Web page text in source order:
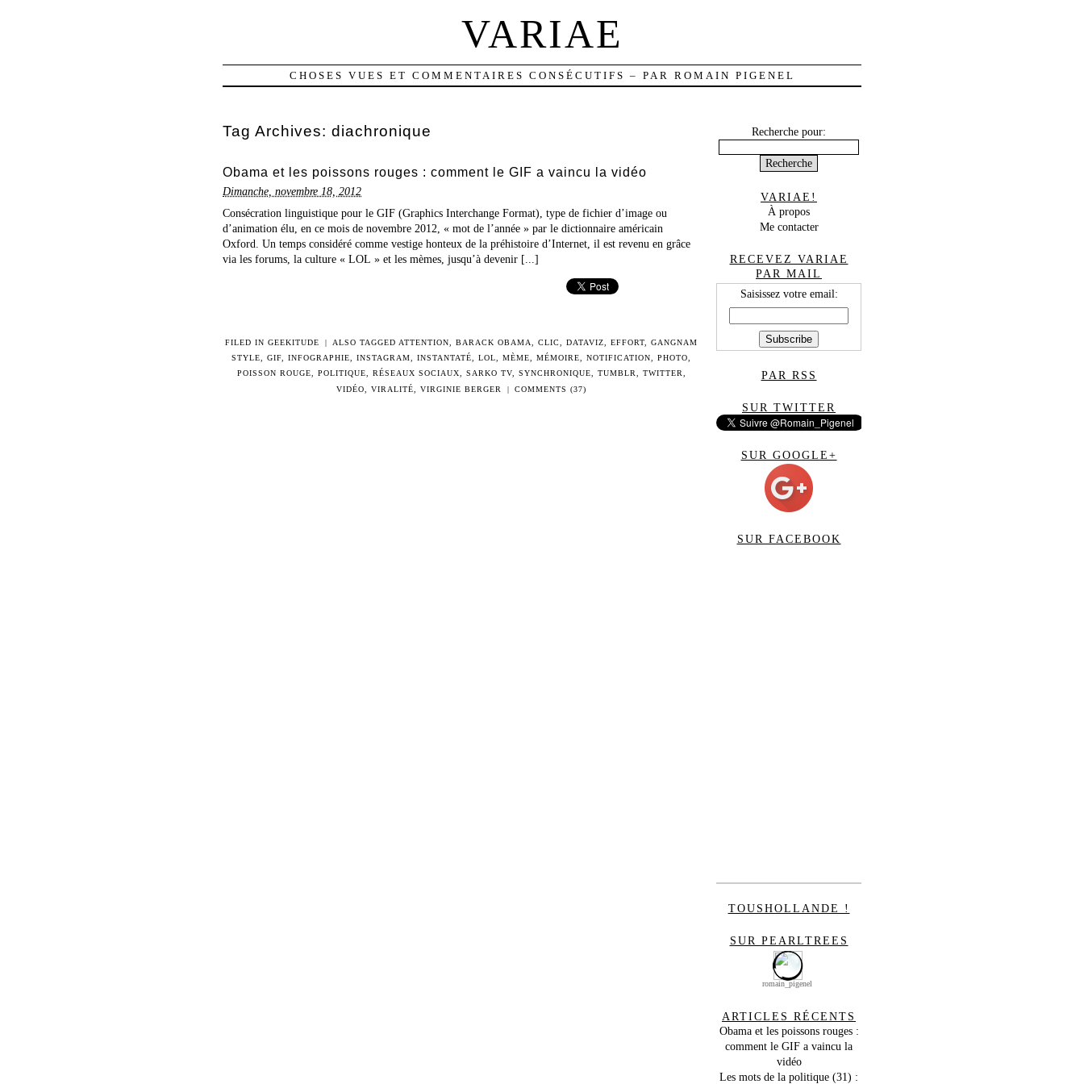
VARIAE
CHOSES VUES ET COMMENTAIRES CONSÉCUTIFS – PAR ROMAIN PIGENEL
Tag Archives: diachronique
Obama et les poissons rouges : comment le GIF a vaincu la vidéo
Dimanche, novembre 18, 2012
Consécration linguistique pour le GIF (Graphics Interchange Format), type de fichier d’image ou
d’animation élu, en ce mois de novembre 2012, « mot de l’année » par le dictionnaire américain
Oxford. Un temps considéré comme vestige honteux de la préhistoire d’Internet, il est revenu en grâce
via les forums, la culture « LOL » et les mèmes, jusqu’à devenir [...]
FILED INGEEKITUDE | ALSO TAGGED ATTENTION BARACK OBAMA CLIC DATAVIZ EFFORT, GANGNAM
STYLE
GIF INFOGRAPHIE INSTAGRAM INSTANTATÉ LOL MÈME MÉMOIRE NOTIFICATION PHOTO
POISSON ROUGE
POLITIQUE RÉSEAUX SOCIAUX SARKO TV, SYNCHRONIQUE TUMBLR TWITTER
VIDÉO
,VIRALITÉ ,VIRGINIE BERGER | COMMENTS (37)
Recherche pour:
VARIAE!
À propos
Me contacter
RECEVEZ VARIAE
PAR MAIL
Saisissez votre email:
PAR RSS
SUR TWITTER
SUR GOOGLE+
SUR FACEBOOK
TOUSHOLLANDE !
SUR PEARLTREES
romain_pigenel
ARTICLES RÉCENTS
Obama et les poissons rouges :
comment le GIF a vaincu la
vidéo
Les mots de la politique (31) :